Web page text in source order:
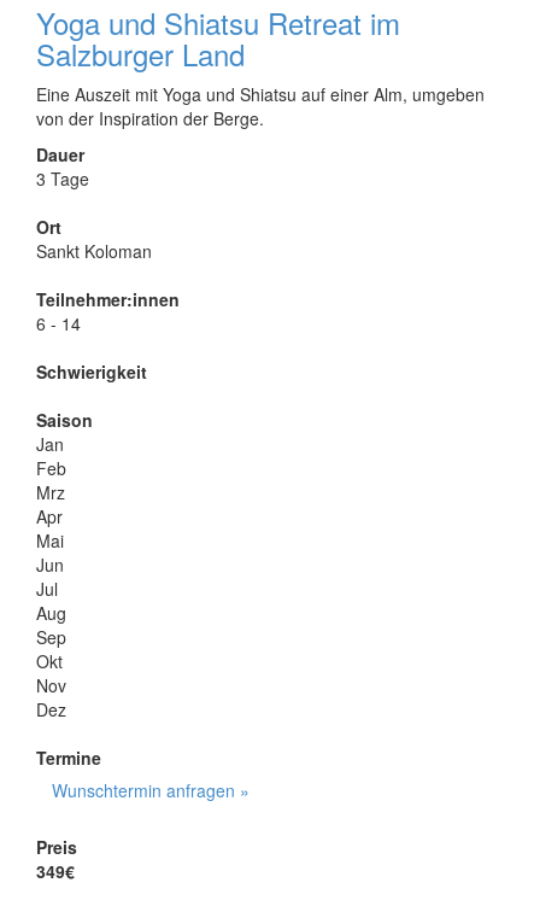
Yoga und Shiatsu Retreat im
Salzburger Land
Eine Auszeit mit Yoga und Shiatsu auf einer Alm, umgeben
von der Inspiration der Berge.
Dauer
3 Tage
Ort
Sankt Koloman
Teilnehmer:innen
6 - 14
Schwierigkeit
Saison
Jan
Feb
Mrz
Apr
Mai
Jun
Jul
Aug
Sep
Okt
Nov
Dez
Termine
Wunschtermin anfragen »
Preis
349€